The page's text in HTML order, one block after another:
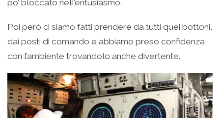
po’ bloccato nell’entusiasmo.
Poi però ci siamo fatti prendere da tutti quei bottoni,
dai posti di comando e abbiamo preso confidenza
con l’ambiente trovandolo anche divertente.